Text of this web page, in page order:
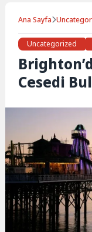
Ana Sayfa
Uncategorized
Cesedi